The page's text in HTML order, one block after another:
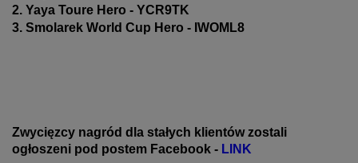
2. Yaya Toure Hero - YCR9TK
3. Smolarek World Cup Hero - IWOML8
Zwycięzcy nagród dla stałych klientów zostali
ogłoszeni pod postem Facebook - LINK